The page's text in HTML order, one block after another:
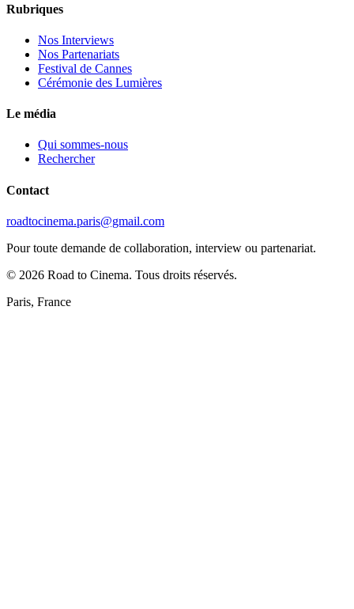
Rubriques
Nos Interviews
Nos Partenariats
Festival de Cannes
Cérémonie des Lumières
Le média
Qui sommes-nous
Rechercher
Contact
roadtocinema.paris@gmail.com
Pour toute demande de collaboration, interview ou partenariat.
© 2026 Road to Cinema. Tous droits réservés.
Paris, France